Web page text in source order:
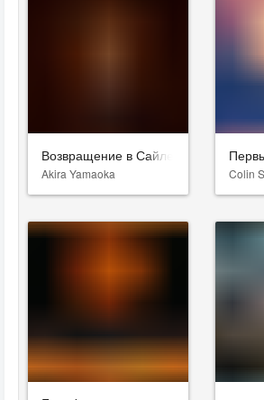
Возвращение в Сайлент Хилл
Akira Yamaoka Colin